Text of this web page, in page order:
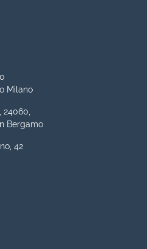
Milano
24060,
Bergamo
42